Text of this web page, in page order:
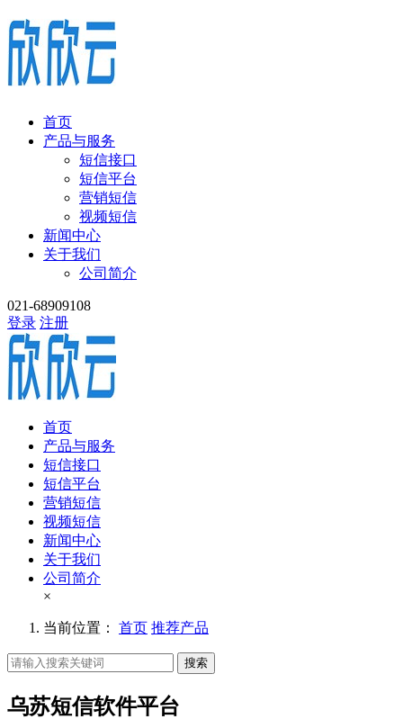
首页
产品与服务
短信接口
短信平台
营销短信
视频短信
新闻中心
关于我们
公司简介
021-68909108
登录 注册
首页
产品与服务
短信接口
短信平台
营销短信
视频短信
新闻中心
关于我们
公司简介
×
当前位置： 首页 推荐产品
搜索
乌苏短信软件平台